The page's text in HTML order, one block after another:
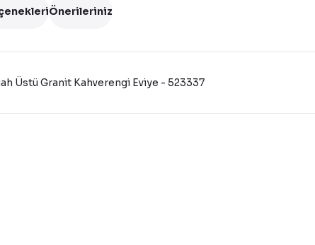
Önerileriniz
Üstü Granit Kahverengi Eviye - 523337